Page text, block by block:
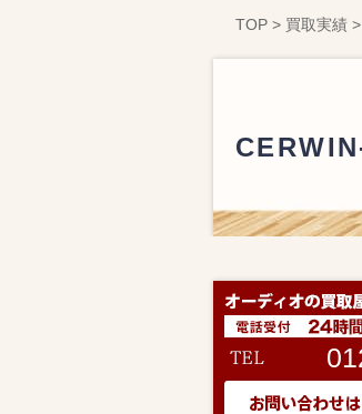
TOP > 買取実績 >